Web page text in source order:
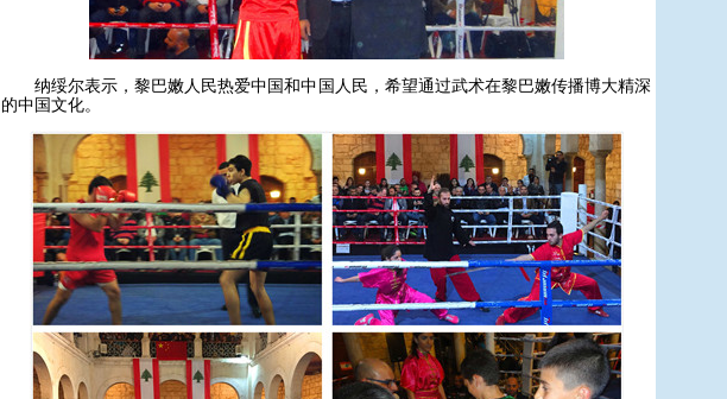
纳绥尔表示，黎巴嫩人民热爱中国和中国人民，希望通过武术在黎巴嫩传播博大精深
的中国文化。